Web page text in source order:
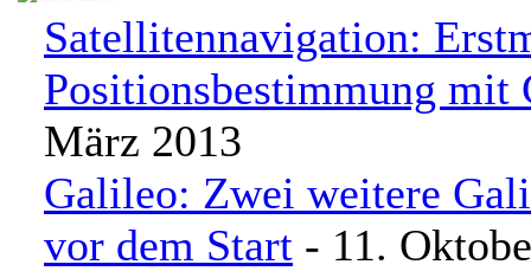
Satellitennavigation:
Positionsbestimmung mit
März 2013
Galileo: Zwei weitere
vor dem Start - 11.